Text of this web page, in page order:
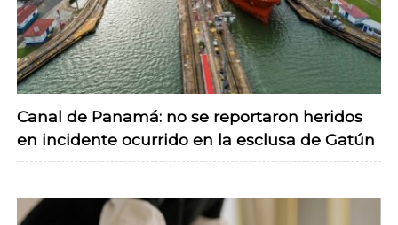
Canal de Panamá: no se reportaron heridos
en incidente ocurrido en la esclusa de Gatún